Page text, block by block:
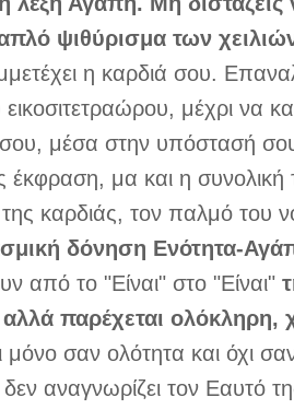
ψιθύρισμα των
η καρδιά σου.
μέχρι να
μέσα στην υπόστασή
μα και η συνολική
καρδιάς, τον παλμό του
δόνηση Ενότητα-
από το "Είναι" στο "Είναι"
παρέχεται ολόκληρη,
μόνο σαν ολότητα και όχι
αναγνωρίζει τον Εαυτό